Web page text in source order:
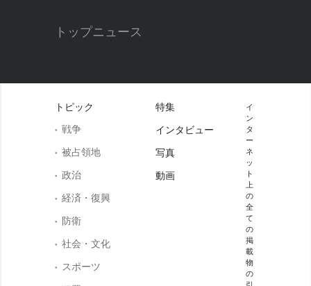
トップニュース
トピック
戦争
被占領地
政治
経済・復興
防衛
社会・文化
スポーツ
特集
インタビュー
写真
動画
イ
ン
タ
ー
ネ
ッ
ト
上
の
全
て
の
掲
載
物
の